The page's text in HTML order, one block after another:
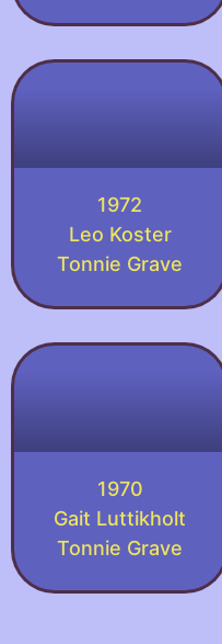
1972
Leo Koster
Tonnie Grave
1970
Gait Luttikholt
Tonnie Grave